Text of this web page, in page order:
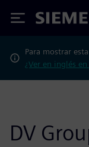
Siemens
Para mostrar
¿Ver en inglés
DV